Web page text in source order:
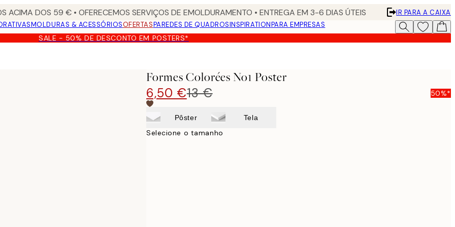
ACIMA DOS 59 € • OFERECEMOS SERVIÇOS DE EMOLDURAMENTO • ENTREGA EM 3-6 DIAS ÚTEIS
IR PARA A CAIXA
MOLDURAS & ACESSÓRIOSOFERTASPAREDES DE QUADROSINSPIRATIONPARA EMPRESAS
SALE - 50% DE DESCONTO EM POSTERS*
Formes Colorées No1 Poster
6,50 €13 € 50%*
Pôster Tela
Selecione o tamanho